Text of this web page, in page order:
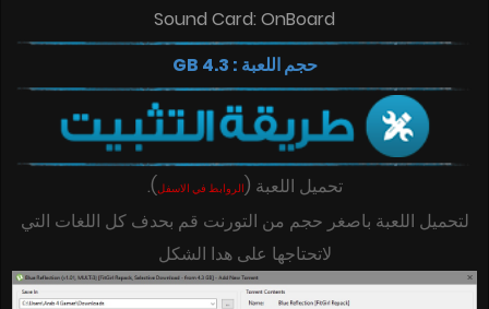
Sound Card: OnBoard
حجم اللعبة : 4.3 GB
تحميل اللعبة (الروابط في الاسفل)
.
لتحميل اللعبة باصغر حجم من التورنت قم بحدف كل اللغات التي
لاتحتاجها على هدا الشكل